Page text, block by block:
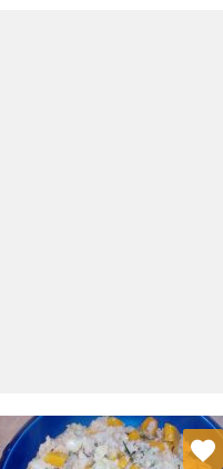
Dodaj do ulubionych